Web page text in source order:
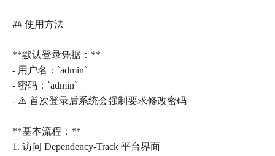
## 使用方法
**默认登录凭据：**
- 用户名：`admin`
- 密码：`admin`
- ⚠️ 首次登录后系统会强制要求修改密码
**基本流程：**
1. 访问 Dependency-Track 平台界面